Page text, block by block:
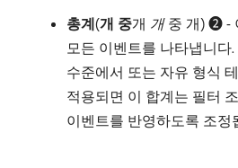
총계(개 중​개 개중 개) ➋ -
모든 이벤트를 나타냅니다
수준에서 또는 자유 형식
적용되면 이 합계는 필터
이벤트를 반영하도록 조정